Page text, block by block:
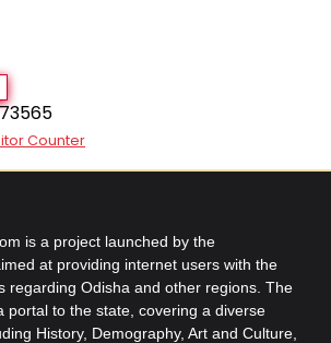
Counter
is a project launched by the
at providing internet users with the
regarding Odisha and other regions. The
portal to the state, covering a diverse
History, Demography, Art and Culture,